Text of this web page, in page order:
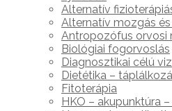
Alternatív
Alternatív mozgás
Antropozófus orvosi
Biológiai fogorvoslás
Diagnosztikai célú
Dietétika –
Fitoterápia
HKO – akupunktúra